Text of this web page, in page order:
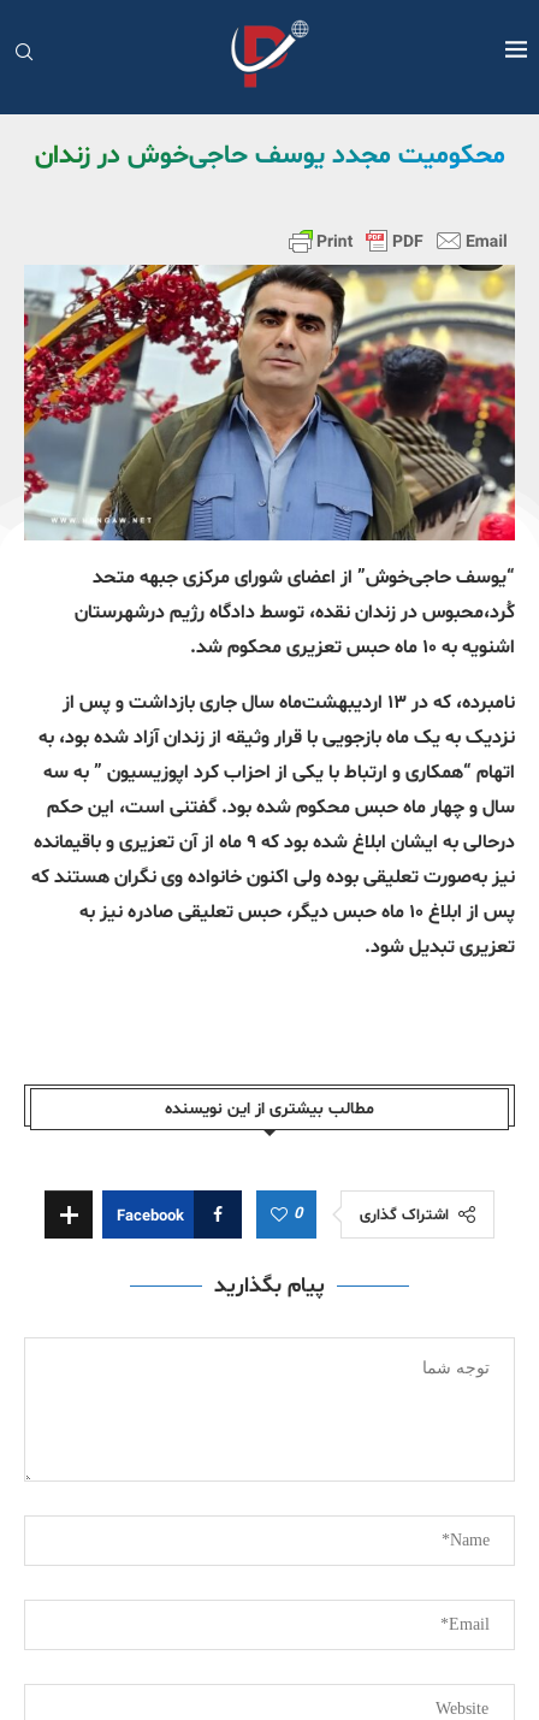
محکومیت مجدد یوسف حاجی‌خوش در زندان
“یوسف حاجی‌خوش” از اعضای شورای مرکزی جبهه متحد
کُرد،محبوس در زندان نقده، توسط دادگاه رژیم درشهرستان
اشنویە به ١٠ ماه حبس تعزیری محکوم شد.
نامبرده، کە در ١٣ اردیبهشت‌ماه سال جاری بازداشت و پس از
نزدیک بە یک ماه بازجویی با قرار وثیقە از زندان آزاد شدە بود، بە
اتهام “همکاری و ارتباط با یکی از احزاب کرد اپوزیسیون ” به سە
سال و چهار ماه حبس محکوم شدە بود. گفتنی است، این حکم
درحالی بە ایشان ابلاغ شدە بود کە ٩ ماه از آن تعزیری و باقیماندە
نیز بەصورت تعلیقی بودە ولی اکنون خانوادە وی نگران هستند کە
پس از ابلاغ ١٠ ماه حبس دیگر، حبس تعلیقی صادرە نیز بە
تعزیری تبدیل شود.
مطالب بیشتری از این نویسندە
اشتراک گذاری 0
Facebook
پیام بگذارید